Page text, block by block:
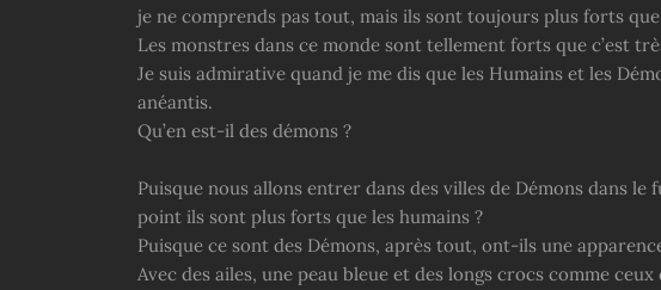
je ne comprends pas tout, mais ils sont toujours plus forts
Les monstres dans ce monde sont tellement forts que c’est
Je suis admirative quand je me dis que les Humains et les
anéantis.
Qu’en est-il des démons ?
Puisque nous allons entrer dans des villes de Démons dans le
point ils sont plus forts que les humains ?
Puisque ce sont des Démons, après tout, ont-ils une
Avec des ailes, une peau bleue et des longs crocs comme ceux